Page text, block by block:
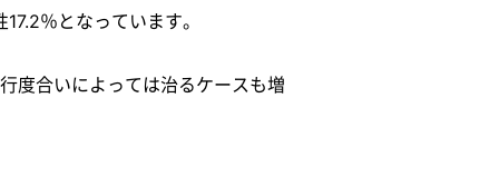
％となっています。
度合いによっては治るケースも増